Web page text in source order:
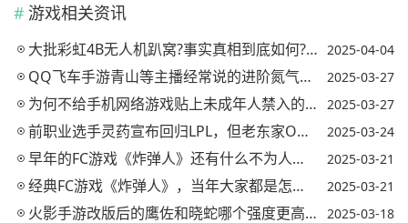
游戏相关资讯
大批彩虹4B无人机趴窝?事实真相到底如何?(彩虹四无人机多少钱) 2025-04-04
QQ飞车手游青山等主播经常说的进阶氮气出弯要怎样操作?(qq飞车进阶氮气出弯有什么技巧嘛) 2025-03-27
为何不给手机网络游戏贴上未成年人禁入的标签?有必要吗?(凭什么不让未成年玩游戏) 2025-03-27
前职业选手灵药宣布回归LPL，但老东家OMG一个行为让他大失所望断送想法，你怎么看? 2025-03-24
早年的FC游戏《炸弹人》还有什么不为人知的彩蛋? 2025-03-21
经典FC游戏《炸弹人》，当年大家都是怎么玩出花的? 2025-03-21
火影手游改版后的鹰佐和晓蛇哪个强度更高?(火影忍者手游鹰佐和晓蛇哪个好) 2025-03-18